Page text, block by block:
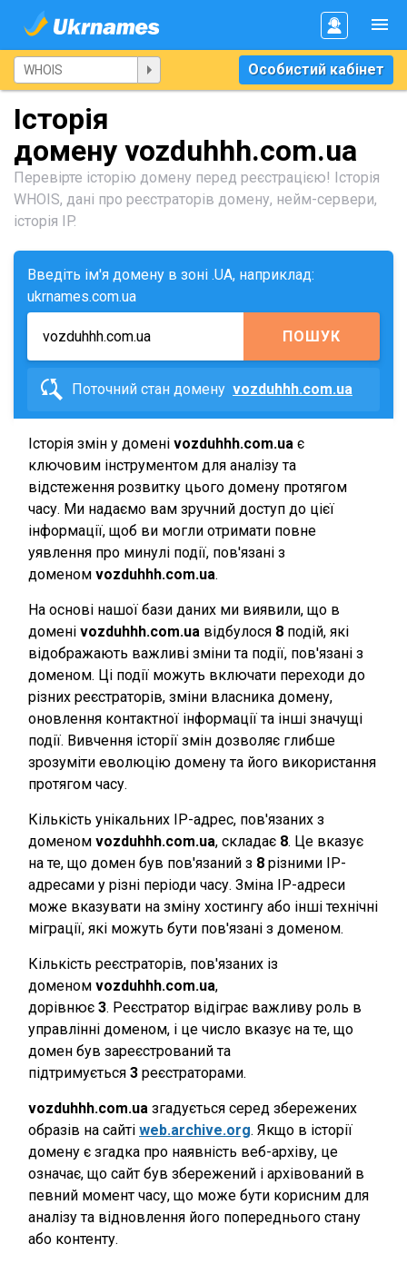
Особистий кабінет
Історія
домену vozduhhh.com.ua
Перевірте історію домену перед реєстрацією! Історія
WHOIS, дані про реєстраторів домену, нейм-сервери,
історія IP.
Введіть ім'я домену в зоні .UA, наприклад:
ukrnames.com.ua
ПОШУК
Поточний стан домену vozduhhh.com.ua
Історія змін у домені vozduhhh.com.ua є
ключовим інструментом для аналізу та
відстеження розвитку цього домену протягом
часу. Ми надаємо вам зручний доступ до цієї
інформації, щоб ви могли отримати повне
уявлення про минулі події, пов'язані з
доменом vozduhhh.com.ua.
На основі нашої бази даних ми виявили, що в
домені vozduhhh.com.ua відбулося 8 подій, які
відображають важливі зміни та події, пов'язані з
доменом. Ці події можуть включати переходи до
різних реєстраторів, зміни власника домену,
оновлення контактної інформації та інші значущі
події. Вивчення історії змін дозволяє глибше
зрозуміти еволюцію домену та його використання
протягом часу.
Кількість унікальних IP-адрес, пов'язаних з
доменом vozduhhh.com.ua, складає 8. Це вказує
на те, що домен був пов'язаний з 8 різними IP-
адресами у різні періоди часу. Зміна IP-адреси
може вказувати на зміну хостингу або інші технічні
міграції, які можуть бути пов'язані з доменом.
Кількість реєстраторів, пов'язаних із
доменом vozduhhh.com.ua,
дорівнює 3. Реєстратор відіграє важливу роль в
управлінні доменом, і це число вказує на те, що
домен був зареєстрований та
підтримується 3 реєстраторами.
vozduhhh.com.ua згадується серед збережених
образів на сайті web.archive.org. Якщо в історії
домену є згадка про наявність веб-архіву, це
означає, що сайт був збережений і архівований в
певний момент часу, що може бути корисним для
аналізу та відновлення його попереднього стану
або контенту.